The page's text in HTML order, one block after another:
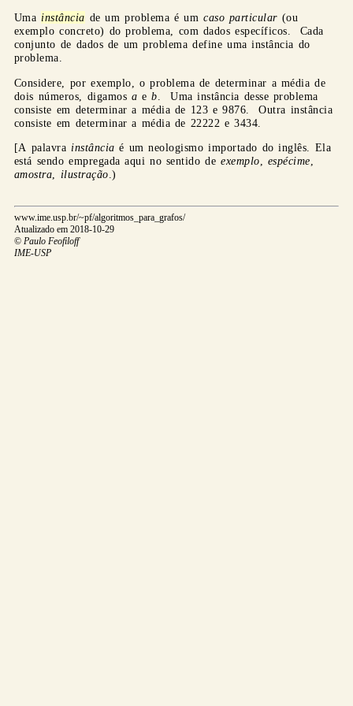
Umainstância de um problema é umcaso particular(ou
exemplo concreto) do problema, com dados específicos. Cada
conjunto de dados de um problema define uma instância do
problema.
Considere, por exemplo, o problema de determinar a média de
dois números, digamos a eb . Uma instância desse problema
consiste em determinar a média de 123 e 9876. Outra instância
consiste em determinar a média de 22222 e 3434.
[A palavrainstância é um neologismo importado do inglês. Ela
está sendo empregada aqui no sentido deexemplo, espécime,
amostra, ilustração.)
www.ime.usp.br/~pf/algoritmos_para_grafos/
Atualizado em 2018-10-29
© Paulo Feofiloff
IME-USP